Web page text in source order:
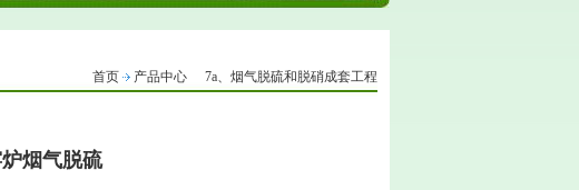
首页 产品中心 7a、烟气脱硫和脱硝成套工程
烟气脱硫